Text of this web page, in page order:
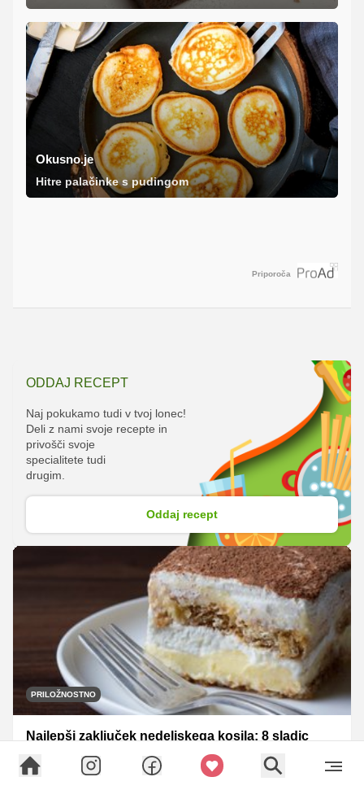
Okusno.je
Hitre palačinke s pudingom
Priporoča
ODDAJ RECEPT
Naj pokukamo tudi v tvoj lonec!
Deli z nami svoje recepte in
privošči svoje
specialitete tudi
drugim.
Oddaj recept
PRILOŽNOSTNO
Najlepši zaključek nedeljskega kosila: 8 sladic
brez peke, ki se jih vsi veselijo